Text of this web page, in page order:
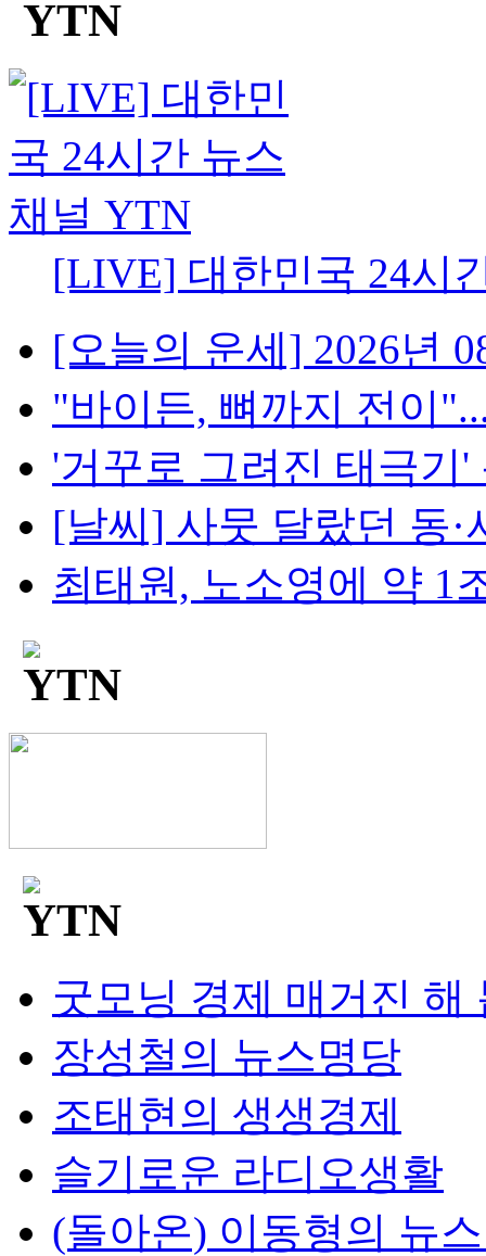
[LIVE] 대한민국 24시
[오늘의 운세] 2026년
"바이든, 뼈까지 전이
'거꾸로 그려진 태극기'
[날씨] 사뭇 달랐던 동
최태원, 노소영에 약 1
굿모닝 경제 매거진 해
장성철의 뉴스명당
조태현의 생생경제
슬기로운 라디오생활
(돌아온) 이동형의 뉴